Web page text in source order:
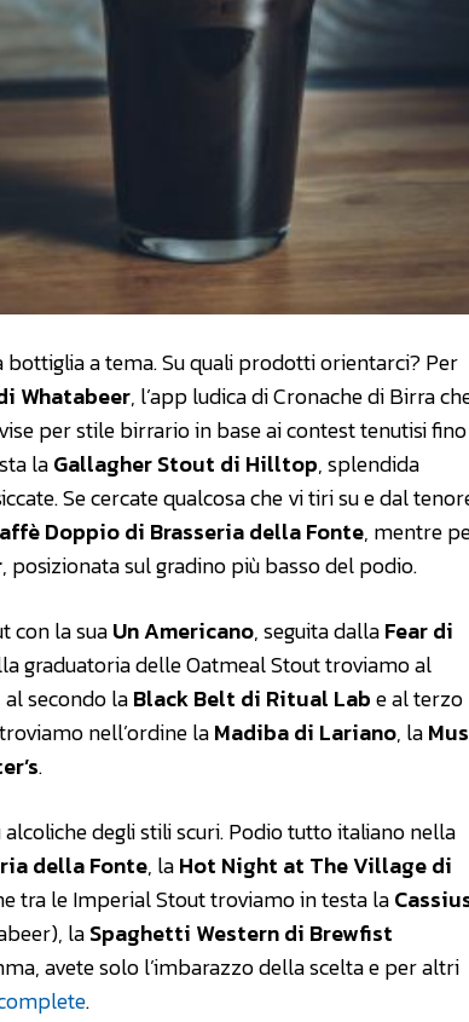
a tema. Su quali prodotti orientarci? Per
Whatabeer, l’app ludica di Cronache di Birra
per stile birrario in base ai contest tenutisi
laGallagher Stout di Hilltop, splendida
Se cercate qualcosa che vi tiri su e dal
Doppio di Brasseria della Fonte, mentre
, posizionata sul gradino più basso del podio.
con la suaUn Americano, seguita dallaFear di
graduatoria delle Oatmeal Stout troviamo al
secondo laBlack Belt di Ritual Labe al terzo
nell’ordine laMadiba di Lariano, la
.
degli stili scuri. Podio tutto italiano nella
della Fonte, laHot Night at The Village di
tra le Imperial Stout troviamo in testa la
laSpaghetti Western di Brewfist
avete solo l’imbarazzo della scelta e per altri
.